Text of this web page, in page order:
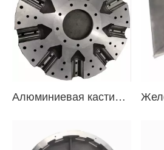
Алюминиевая кастинг кастинг